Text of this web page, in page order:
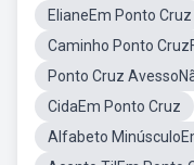
ElianeEm Ponto Cruz
Caminho Ponto
Ponto Cruz
CidaEm Ponto Cruz
Alfabeto